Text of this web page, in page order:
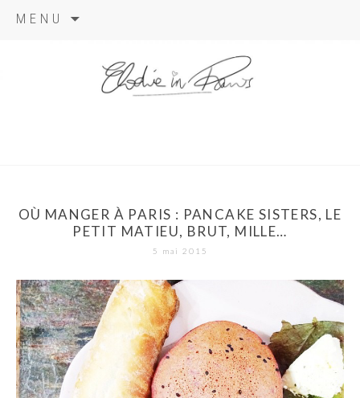
MENU
OÙ MANGER À PARIS : PANCAKE SISTERS, LE
PETIT MATIEU, BRUT, MILLE…
5 mai 2015